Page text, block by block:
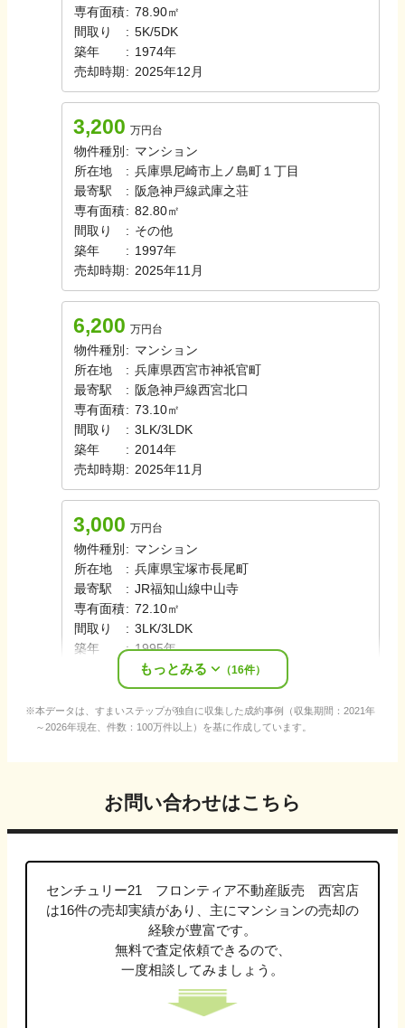
専有面積: 78.90㎡
間取り
: 5K/5DK
築年
: 1974年
売却時期 : 2025年12月
3,200 万円台
物件種別 : マンション
所在地
: 兵庫県尼崎市上ノ島町１丁目
最寄駅
: 阪急神戸線武庫之荘
専有面積: 82.80㎡
間取り
: その他
築年
: 1997年
売却時期 : 2025年11月
6,200 万円台
物件種別 : マンション
所在地
: 兵庫県西宮市神祇官町
最寄駅
: 阪急神戸線西宮北口
専有面積: 73.10㎡
間取り
: 3LK/3LDK
築年
: 2014年
売却時期 : 2025年11月
3,000 万円台
物件種別 : マンション
所在地
: 兵庫県宝塚市長尾町
最寄駅
: JR福知山線中山寺
専有面積: 72.10㎡
間取り
: 3LK/3LDK
築年
: 1995年
2025年10月
もっとみる （16件）
本データは、すまいステップが独自に収集した成約事例（収集期間：2021年
～2026年現在、件数：100万件以上）を基に作成しています。
お問い合わせはこちら
センチュリー21 フロンティア不動産販売 西宮店
は16件の売却実績があり、主にマンションの売却の
経験が豊富です。
無料で査定依頼できるので、
一度相談してみましょう。